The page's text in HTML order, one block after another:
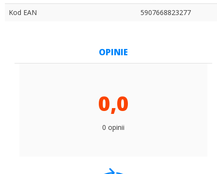
Kod EAN
5907668823277
OPINIE
0,0
0 opinii